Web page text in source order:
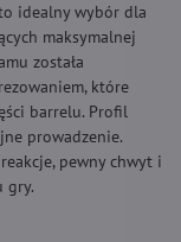
idealny wybór dla
maksymalnej
została
które
barrelu. Profil
prowadzenie.
pewny chwyt i
gry.